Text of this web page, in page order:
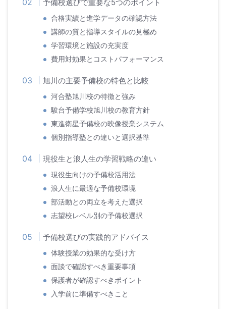
予備校選びで重要な5つのポイント
合格実績と進学データの確認方法
講師の質と指導スタイルの見極め
学習環境と施設の充実度
費用対効果とコストパフォーマンス
旭川の主要予備校の特色と比較
河合塾旭川校の特徴と強み
駿台予備学校旭川校の教育方針
東進衛星予備校の映像授業システム
個別指導塾との違いと選択基準
現役生と浪人生の学習戦略の違い
現役生向けの予備校活用法
浪人生に最適な予備校環境
部活動との両立を考えた選択
志望校レベル別の予備校選択
予備校選びの実践的アドバイス
体験授業の効果的な受け方
面談で確認すべき重要事項
保護者が確認すべきポイント
入学前に準備すべきこと